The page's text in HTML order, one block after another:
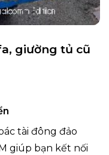
giường tủ cũ
tài đông đảo
giúp bạn kết nối